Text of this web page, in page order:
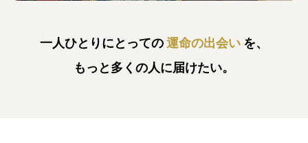
一人ひとりにとっての運命の出会い を、
もっと多くの人に届けたい。